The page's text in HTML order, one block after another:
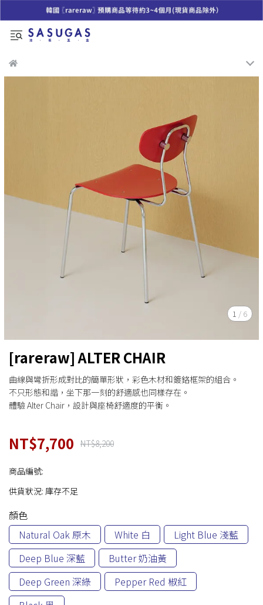
1 / 6
[rareraw] ALTER CHAIR
曲線與彎折形成對比的簡單形狀，彩色木材和鍍鉻框架的組合。
不只形態和諧，坐下那一刻的舒適感也同樣存在。
體驗 Alter Chair，設計與座椅舒適度的平衡。
NT$7,700 NT$8,200
商品編號:
供貨狀況: 庫存不足
顏色
Natural Oak 原木
White 白
Light Blue 淺藍
Deep Blue 深藍
Butter 奶油黃
Deep Green 深綠
Pepper Red 椒紅